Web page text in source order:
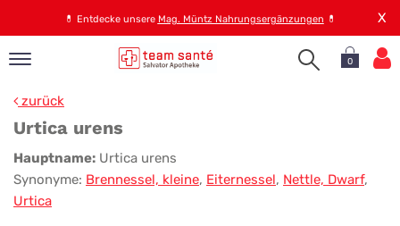
💊 Entdecke unsere Mag. Müntz Nahrungsergänzungen 💊 X
0
zurück
Urtica urens
Urtica
urens
Hauptname: Urtica urens
Synonyme: Brennessel, kleine, Eiternessel, Nettle, Dwarf,
Urtica